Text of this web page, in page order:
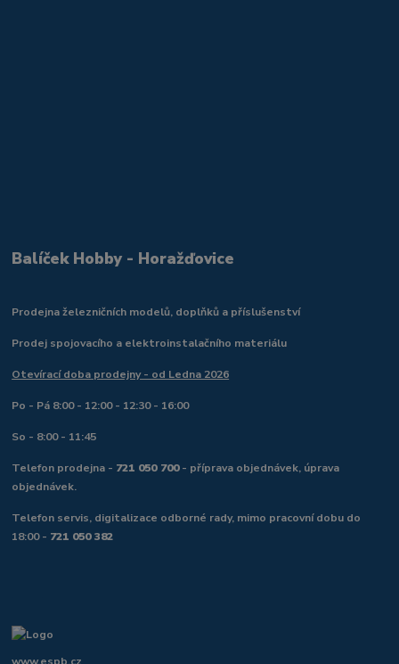
Balíček Hobby - Horažďovice
Prodejna železničních modelů, doplňků a příslušenství
Prodej spojovacího a elektroinstalačního materiálu
Otevírací doba prodejny - od Ledna 2026
Po - Pá 8:00 - 12:00 - 12:30 - 16:00
So - 8:00 - 11:45
Telefon prodejna - 721 050 700- příprava objednávek, úprava
objednávek.
Telefon servis, digitalizace odborné rady, mimo pracovní dobu do
18:00 - 721 050 382